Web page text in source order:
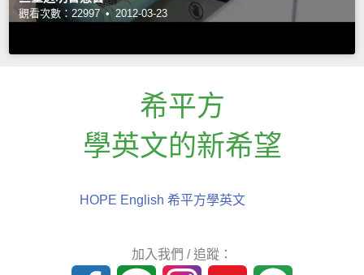
觀看次數：22997 • 2012-03-23
希平方
學英文的新希望
HOPE English 希平方學英文
加入我們 / 追蹤：